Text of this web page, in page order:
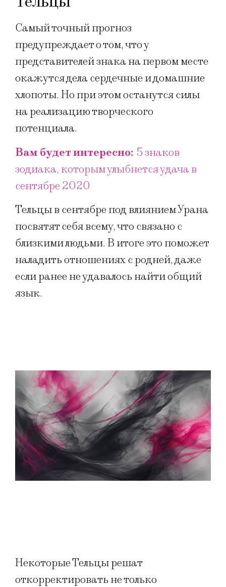
Самый точный прогноз
предупреждает о том, что у
представителей знака на первом месте
окажутся дела сердечные и домашние
хлопоты. Но при этом останутся силы
на реализацию творческого
потенциала.
Вам будет интересно: 5 знаков
зодиака, которым улыбнется удача в
сентябре 2020
Тельцы в сентябре под влиянием Урана
посвятят себя всему, что связано с
близкими людьми. В итоге это поможет
наладить отношениях с родней, даже
если ранее не удавалось найти общий
язык.
Некоторые Тельцы решат
откорректировать не только